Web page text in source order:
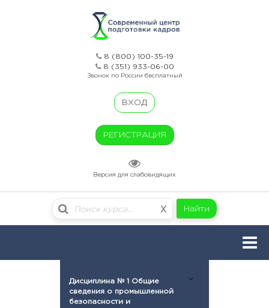
8 (800) 100-35-19
8 (351) 933-06-00
Звонок по России бесплатный
ВХОД
РЕГИСТРАЦИЯ
Версия для слабовидящих
X Найти
Дисциплина № 1 Общие
сведения о промышленной
безопасности и